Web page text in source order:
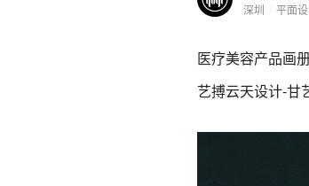
深圳 平面
医疗美容产品画
艺搏云天设计-甘